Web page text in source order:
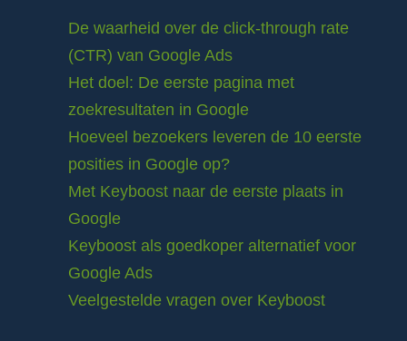
De waarheid over de click-through rate
(CTR) van Google Ads
Het doel: De eerste pagina met
zoekresultaten in Google
Hoeveel bezoekers leveren de 10 eerste
posities in Google op?
Met Keyboost naar de eerste plaats in
Google
Keyboost als goedkoper alternatief voor
Google Ads
Veelgestelde vragen over Keyboost